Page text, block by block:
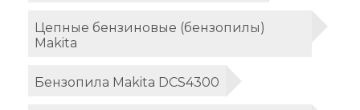
Цепные бензиновые (бензопилы)
Makita
Бензопила Makita DCS4300